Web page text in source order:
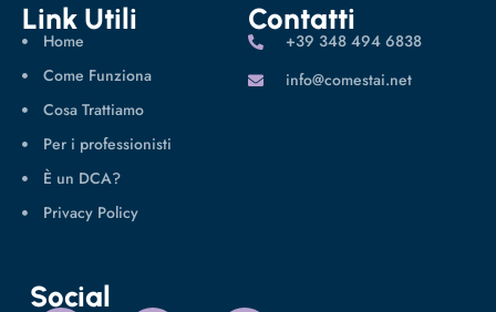
Link Utili
Home
Come Funziona
Cosa Trattiamo
Per i professionisti
È un DCA?
Privacy Policy
Contatti
‪+39 348 494 6838
info@comestai.net
Social